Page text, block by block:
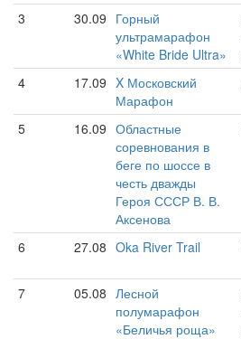
3 30.09 Горный
ультрамарафон
«White Bride Ultra»
4 17.09 X Московский
Марафон
5 16.09 Областные
соревнования в
беге по шоссе в
честь дважды
Героя СССР В. В.
Аксенова
6 27.08 Oka River Trail
7 05.08 Лесной
полумарафон
«Беличья роща»